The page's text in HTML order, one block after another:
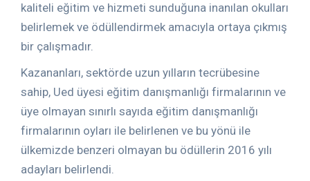
kaliteli eğitim ve hizmeti sunduğuna inanılan okulları
belirlemek ve ödüllendirmek amacıyla ortaya çıkmış
bir çalışmadır.
Kazananları, sektörde uzun yılların tecrübesine
sahip, Ued üyesi eğitim danışmanlığı firmalarının ve
üye olmayan sınırlı sayıda eğitim danışmanlığı
firmalarının oyları ile belirlenen ve bu yönü ile
ülkemizde benzeri olmayan bu ödüllerin 2016 yılı
adayları belirlendi.